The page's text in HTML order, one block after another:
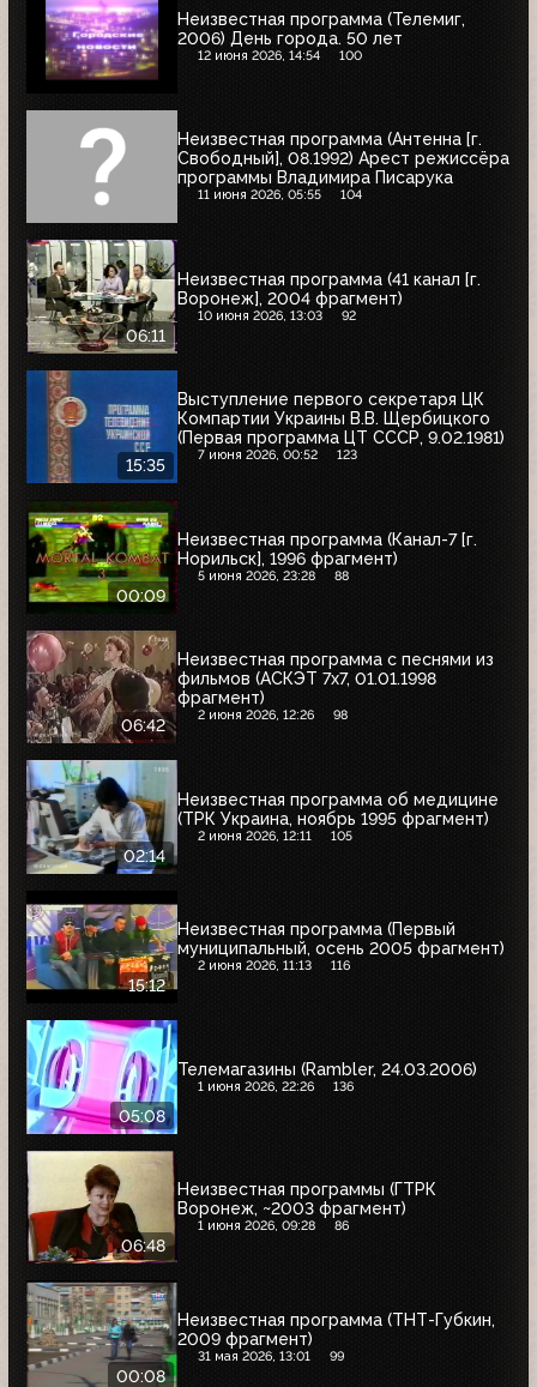
Неизвестная программа (Телемиг,
2006) День города. 50 лет
12 июня 2026, 14:54 100
Неизвестная программа (Антенна [г.
Свободный], 08.1992) Арест режиссёра
программы Владимира Писарука
11 июня 2026, 05:55 104
06:11
Неизвестная программа (41 канал [г.
Воронеж], 2004 фрагмент)
10 июня 2026, 13:03 92
15:35
Выступление первого секретаря ЦК
Компартии Украины В.В. Щербицкого
(Первая программа ЦТ СССР, 9.02.1981)
7 июня 2026, 00:52 123
00:09
Неизвестная программа (Канал-7 [г.
Норильск], 1996 фрагмент)
5 июня 2026, 23:28 88
06:42
Неизвестная программа с песнями из
фильмов (АСКЭТ 7x7, 01.01.1998
фрагмент)
2 июня 2026, 12:26 98
02:14
Неизвестная программа об медицине
(ТРК Украина, ноябрь 1995 фрагмент)
2 июня 2026, 12:11 105
15:12
Неизвестная программа (Первый
муниципальный, осень 2005 фрагмент)
2 июня 2026, 11:13 116
05:08
Телемагазины (Rambler, 24.03.2006)
1 июня 2026, 22:26 136
06:48
Неизвестная программы (ГТРК
Воронеж, ~2003 фрагмент)
1 июня 2026, 09:28 86
00:08
Неизвестная программа (ТНТ-Губкин,
2009 фрагмент)
31 мая 2026, 13:01 99